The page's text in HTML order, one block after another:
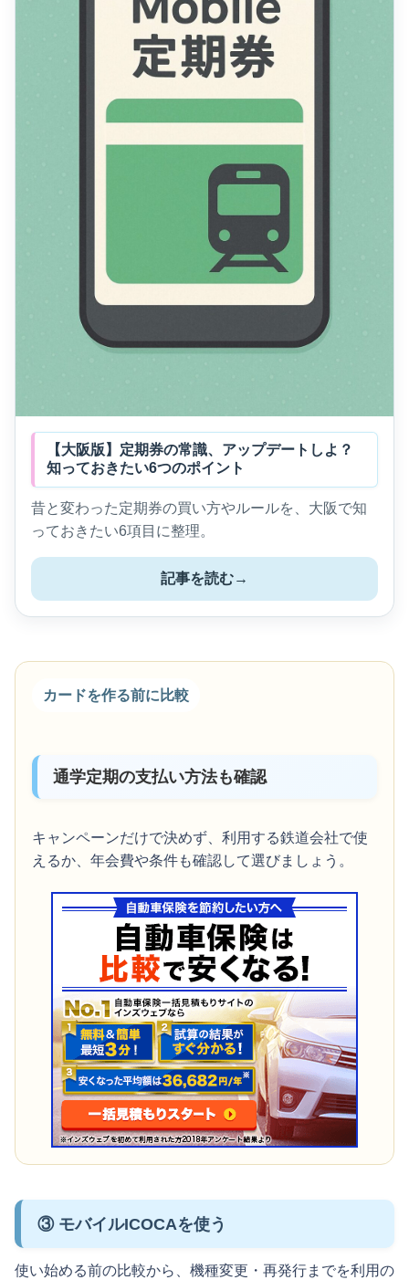
【大阪版】定期券の常識、アップデートしよ？
知っておきたい6つのポイント
昔と変わった定期券の買い方やルールを、大阪で知
っておきたい6項目に整理。
記事を読む→
カードを作る前に比較
通学定期の支払い方法も確認
キャンペーンだけで決めず、利用する鉄道会社で使
えるか、年会費や条件も確認して選びましょう。
③ モバイルICOCAを使う
使い始める前の比較から、機種変更・再発行までを利用の